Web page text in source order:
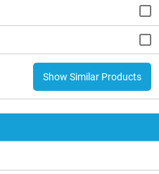
Show Similar Products